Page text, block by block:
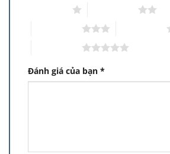
Đánh giá của bạn *